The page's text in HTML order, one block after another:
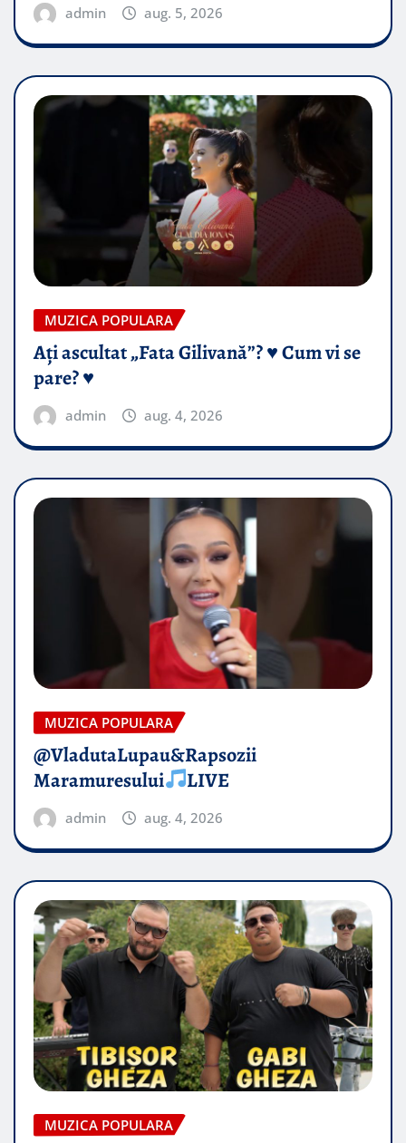
admin aug. 5, 2026
MUZICA POPULARA
Ați ascultat „Fata Gilivană”? ♥️ Cum vi se
pare? ♥️
admin aug. 4, 2026
MUZICA POPULARA
@VladutaLupau&Rapsozii
Maramuresului
LIVE
admin aug. 4, 2026
MUZICA POPULARA